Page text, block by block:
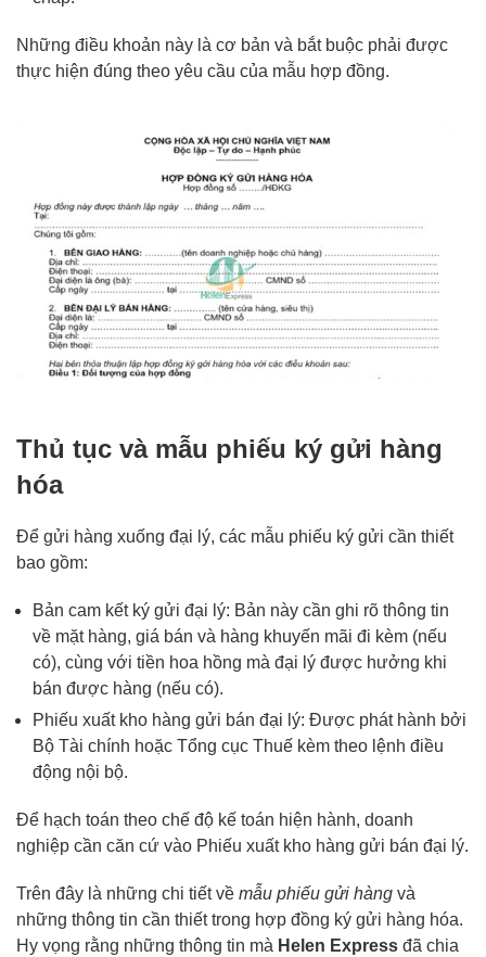
Những điều khoản này là cơ bản và bắt buộc phải được
thực hiện đúng theo yêu cầu của mẫu hợp đồng.
Thủ tục và mẫu phiếu ký gửi hàng
hóa
Để gửi hàng xuống đại lý, các mẫu phiếu ký gửi cần thiết
bao gồm:
Bản cam kết ký gửi đại lý: Bản này cần ghi rõ thông tin
về mặt hàng, giá bán và hàng khuyến mãi đi kèm (nếu
có), cùng với tiền hoa hồng mà đại lý được hưởng khi
bán được hàng (nếu có).
Phiếu xuất kho hàng gửi bán đại lý: Được phát hành bởi
Bộ Tài chính hoặc Tổng cục Thuế kèm theo lệnh điều
động nội bộ.
Để hạch toán theo chế độ kế toán hiện hành, doanh
nghiệp cần căn cứ vào Phiếu xuất kho hàng gửi bán đại lý.
Trên đây là những chi tiết về mẫu phiếu gửi hàng và
những thông tin cần thiết trong hợp đồng ký gửi hàng hóa.
Hy vọng rằng những thông tin mà Helen Express đã chia